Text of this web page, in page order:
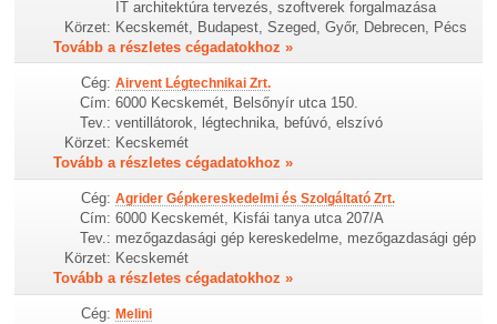
IT architektúra tervezés, szoftverek forgalmazása
Körzet: Kecskemét, Budapest, Szeged, Győr, Debrecen, Pécs
Tovább a részletes cégadatokhoz »
Cég: Airvent Légtechnikai Zrt.
Cím: 6000 Kecskemét, Belsőnyír utca 150.
Tev.: ventillátorok, légtechnika, befúvó, elszívó
Körzet: Kecskemét
Tovább a részletes cégadatokhoz »
Cég: Agrider Gépkereskedelmi és Szolgáltató Zrt.
Cím: 6000 Kecskemét, Kisfái tanya utca 207/A
Tev.: mezőgazdasági gép kereskedelme, mezőgazdasági gép
Körzet: Kecskemét
Tovább a részletes cégadatokhoz »
Cég: Melini